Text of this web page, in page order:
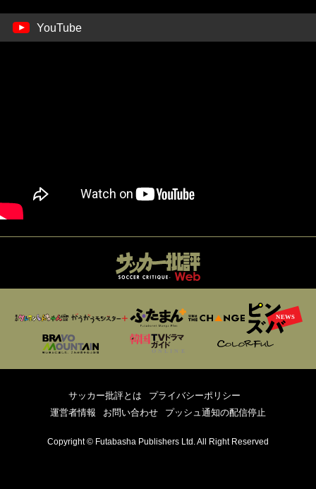
YouTube
サッカー批評とは
プライバシーポリシー
運営者情報
お問い合わせ プッシュ通知の配信停止
Copyright © Futabasha Publishers Ltd. All Right Reserved